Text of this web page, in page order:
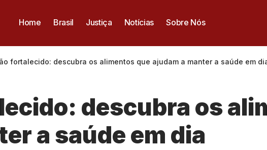
Home Brasil Justiça Notícias Sobre Nós
fortalecido: descubra os alimentos que ajudam a manter a saúde em
descubra os
a saúde em dia